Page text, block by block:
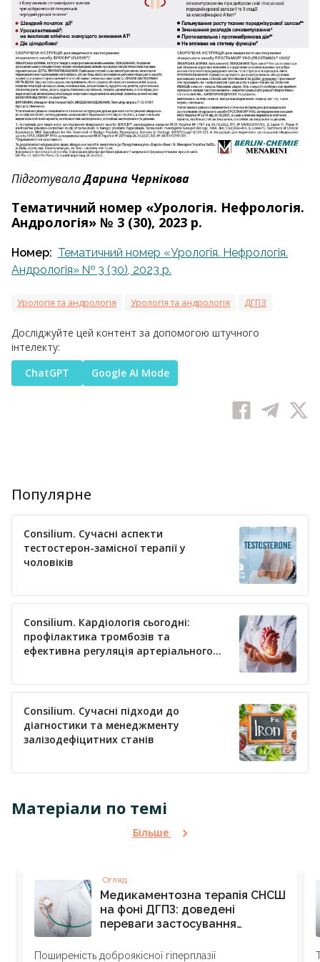
ПідготувалаДарина Чернікова
Тематичний номер «Урологія. Нефрологія.
Андрологія» № 3 (30), 2023 р.
Номер: Тематичний номер «Урологія. Нефрологія.
Андрологія» № 3 (30), 2023 р.
Урологія та андрологія Урологія та андрологія ДГПЗ
Досліджуйте цей контент за допомогою штучного
інтелекту:
ChatGPT
Google AI Mode
Популярне
Consilium. Сучасні аспекти
тестостерон-замісної терапії у
чоловіків
Consilium. Кардіологія сьогодні:
профілактика тромбозів та
ефективна регуляція артеріального
Consilium. Сучасні підходи до
діагностики та менеджменту
залізодефіцитних станів
Матеріали по темі
Більше
Огляд
Медикаментозна терапія СНСШ
на фоні ДГПЗ: доведені
переваги застосування
Поширеність доброякісної гіперплазії